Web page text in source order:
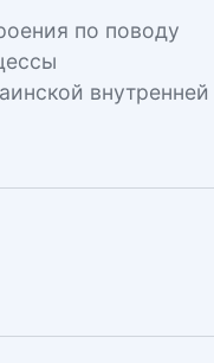
по поводу
внутренней